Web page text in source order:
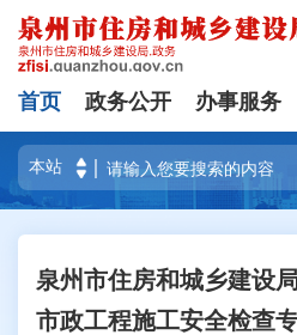
首页 政务公开 办事服务
泉州市住房和城乡建设
市政工程施工安全检查